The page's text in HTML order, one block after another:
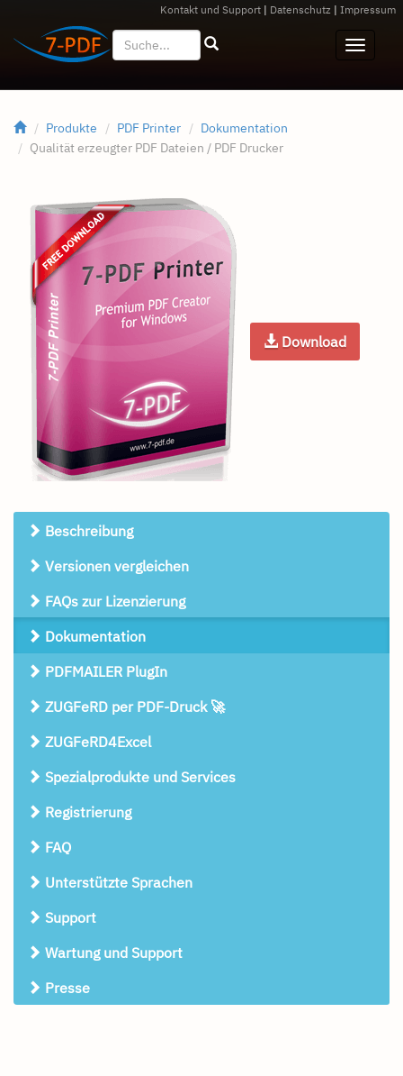
Kontakt und Support | Datenschutz | Impressum
Produkte PDF Printer
Dokumentation
Qualität erzeugter PDF Dateien / PDF Drucker
Download
Beschreibung
Versionen vergleichen
FAQs zur Lizenzierung
Dokumentation
PDFMAILER PlugIn
ZUGFeRD per PDF-Druck 🚀
ZUGFeRD4Excel
Spezialprodukte und Services
Registrierung
FAQ
Unterstützte Sprachen
Support
Wartung und Support
Presse